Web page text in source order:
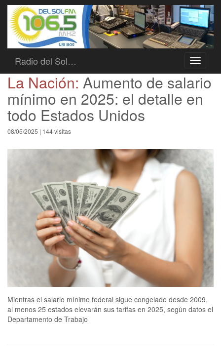
Toggle
Radio del Sol…
La Nación: Aumento de salario
mínimo en 2025: el detalle en
todo Estados Unidos
08/05/2025 | 144 visitas
Mientras el salario mínimo federal sigue congelado desde 2009,
al menos 25 estados elevarán sus tarifas en 2025, según datos el
Departamento de Trabajo